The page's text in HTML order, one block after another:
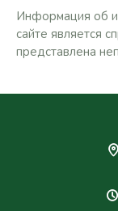
Информация об
сайте является
представлена